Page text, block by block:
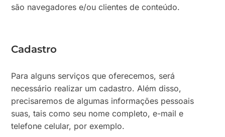
são navegadores e/ou clientes de conteúdo.
Cadastro
Para alguns serviços que oferecemos, será
necessário realizar um cadastro. Além disso,
precisaremos de algumas informações pessoais
suas, tais como seu nome completo, e-mail e
telefone celular, por exemplo.